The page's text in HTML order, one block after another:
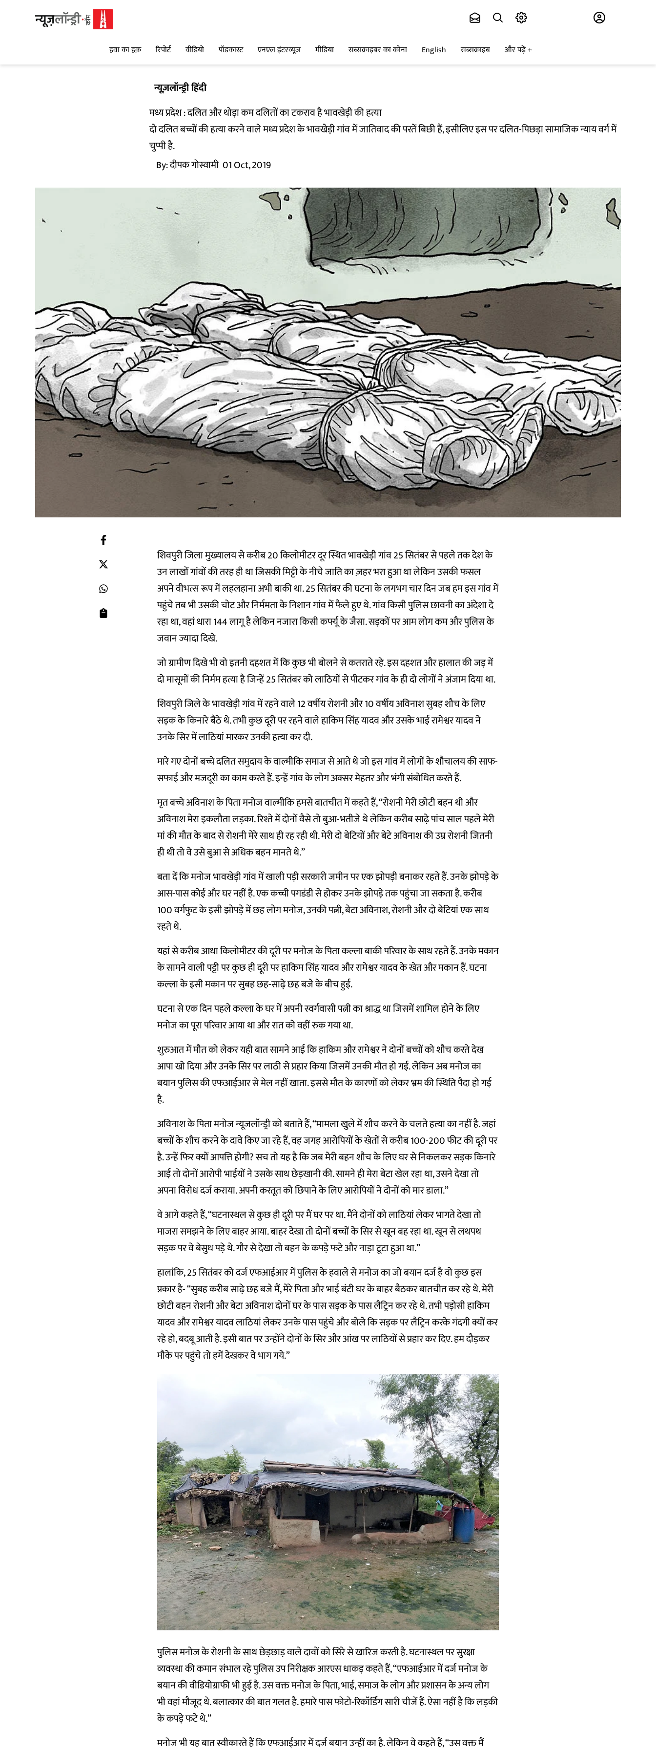
हवा का हक़ रिपोर्ट वीडियो पॉडकास्ट एनएल इंटरव्यूज मीडिया सब्सक्राइबर का कोना English सब्सक्राइब और पढ़ें
न्यूज़लॉन्ड्री हिंदी
मध्य प्रदेश : दलित और थोड़ा कम दलितों का टकराव है भावखेड़ी की हत्या
दो दलित बच्चों की हत्या करने वाले मध्य प्रदेश के भावखेड़ी गांव में जातिवाद की परतें बिछी हैं, इसीलिए इस पर दलित-पिछड़ा सामाजिक न्याय वर्ग में
चुप्पी है.
By:दीपक गोस्वामी 01 Oct, 2019
शिवपुरी जिला मुख्यालय से करीब 20 किलोमीटर दूर स्थित भावखेड़ी गांव 25 सितंबर से पहले तक देश के
उन लाखों गांवों की तरह ही था जिसकी मिट्टी के नीचे जाति का ज़हर भरा हुआ था लेकिन उसकी फसल
अपने वीभत्स रूप में लहलहाना अभी बाकी था. 25 सितंबर की घटना के लगभग चार दिन जब हम इस गांव में
पहुंचे तब भी उसकी चोट और निर्ममता के निशान गांव में फैले हुए थे. गांव किसी पुलिस छावनी का अंदेशा दे
रहा था, वहां धारा 144 लागू है लेकिन नजारा किसी कर्फ्यू के जैसा. सड़कों पर आम लोग कम और पुलिस के
जवान ज्यादा दिखे.
जो ग्रामीण दिखे भी वो इतनी दहशत में कि कुछ भी बोलने से कतराते रहे. इस दहशत और हालात की जड़ में
दो मासूमों की निर्मम हत्या है जिन्हें 25 सितंबर को लाठियों से पीटकर गांव के ही दो लोगों ने अंजाम दिया था.
शिवपुरी जिले के भावखेड़ी गांव में रहने वाले 12 वर्षीय रोशनी और 10 वर्षीय अविनाश सुबह शौच के लिए
सड़क के किनारे बैठे थे. तभी कुछ दूरी पर रहने वाले हाकिम सिंह यादव और उसके भाई रामेश्वर यादव ने
उनके सिर में लाठियां मारकर उनकी हत्या कर दी.
मारे गए दोनों बच्चे दलित समुदाय के वाल्मीकि समाज से आते थे जो इस गांव में लोगों के शौचालय की साफ-
सफाई और मजदूरी का काम करते हैं. इन्हें गांव के लोग अक्सर मेहतर और भंगी संबोधित करते हैं.
मृत बच्चे अविनाश के पिता मनोज वाल्मीकि हमसे बातचीत में कहते हैं, “रोशनी मेरी छोटी बहन थी और
अविनाश मेरा इकलौता लड़का. रिश्ते में दोनों वैसे तो बुआ-भतीजे थे लेकिन करीब साढ़े पांच साल पहले मेरी
मां की मौत के बाद से रोशनी मेरे साथ ही रह रही थी. मेरी दो बेटियों और बेटे अविनाश की उम्र रोशनी जितनी
ही थी तो वे उसे बुआ से अधिक बहन मानते थे.”
बता दें कि मनोज भावखेड़ी गांव में खाली पड़ी सरकारी जमीन पर एक झोपड़ी बनाकर रहते हैं. उनके झोपड़े के
आस-पास कोई और घर नहीं है. एक कच्ची पगडंडी से होकर उनके झोपड़े तक पहुंचा जा सकता है. करीब
100 वर्गफुट के इसी झोपड़े में छह लोग मनोज, उनकी पत्नी, बेटा अविनाश, रोशनी और दो बेटियां एक साथ
रहते थे.
यहां से करीब आधा किलोमीटर की दूरी पर मनोज के पिता कल्ला बाकी परिवार के साथ रहते हैं. उनके मकान
के सामने वाली पट्टी पर कुछ ही दूरी पर हाकिम सिंह यादव और रामेश्वर यादव के खेत और मकान हैं. घटना
कल्ला के इसी मकान पर सुबह छह-साढ़े छह बजे के बीच हुई.
घटना से एक दिन पहले कल्ला के घर में अपनी स्वर्गवासी पत्नी का श्राद्ध था जिसमें शामिल होने के लिए
मनोज का पूरा परिवार आया था और रात को वहीं रुक गया था.
शुरुआत में मौत को लेकर यही बात सामने आई कि हाकिम और रामेश्वर ने दोनों बच्चों को शौच करते देख
आपा खो दिया और उनके सिर पर लाठी से प्रहार किया जिसमें उनकी मौत हो गई. लेकिन अब मनोज का
बयान पुलिस की एफआईआर से मेल नहीं खाता. इससे मौत के कारणों को लेकर भ्रम की स्थिति पैदा हो गई
है.
अविनाश के पिता मनोज न्यूजलॉन्ड्री को बताते हैं, “मामला खुले में शौच करने के चलते हत्या का नहीं है. जहां
बच्चों के शौच करने के दावे किए जा रहे हैं, वह जगह आरोपियों के खेतों से करीब 100-200 फीट की दूरी पर
है. उन्हें फिर क्यों आपत्ति होगी? सच तो यह है कि जब मेरी बहन शौच के लिए घर से निकलकर सड़क किनारे
आई तो दोनों आरोपी भाईयों ने उसके साथ छेड़खानी की. सामने ही मेरा बेटा खेल रहा था, उसने देखा तो
अपना विरोध दर्ज कराया. अपनी करतूत को छिपाने के लिए आरोपियों ने दोनों को मार डाला.”
वे आगे कहते हैं, “घटनास्थल से कुछ ही दूरी पर मैं घर पर था. मैंने दोनों को लाठियां लेकर भागते देखा तो
माजरा समझने के लिए बाहर आया. बाहर देखा तो दोनों बच्चों के सिर से खून बह रहा था. खून से लथपथ
सड़क पर वे बेसुध पड़े थे. गौर से देखा तो बहन के कपड़े फटे और नाड़ा टूटा हुआ था.”
हालांकि, 25 सितंबर को दर्ज एफआईआर में पुलिस के हवाले से मनोज का जो बयान दर्ज है वो कुछ इस
प्रकार है- “सुबह करीब साढ़े छह बजे मैं, मेरे पिता और भाई बंटी घर के बाहर बैठकर बातचीत कर रहे थे. मेरी
छोटी बहन रोशनी और बेटा अविनाश दोनों घर के पास सड़क के पास लैट्रिन कर रहे थे. तभी पड़ोसी हाकिम
यादव और रामेश्वर यादव लाठियां लेकर उनके पास पहुंचे और बोले कि सड़क पर लैट्रिन करके गंदगी क्यों कर
रहे हो, बदबू आती है. इसी बात पर उन्होंने दोनों के सिर और आंख पर लाठियों से प्रहार कर दिए. हम दौड़कर
मौके पर पहुंचे तो हमें देखकर वे भाग गये.”
पुलिस मनोज के रोशनी के साथ छेड़छाड़ वाले दावों को सिरे से खारिज करती है. घटनास्थल पर सुरक्षा
व्यवस्था की कमान संभाल रहे पुलिस उप निरीक्षक आरएस धाकड़ कहते हैं, “एफआईआर में दर्ज मनोज के
बयान की वीडियोग्राफी भी हुई है. उस वक्त मनोज के पिता, भाई, समाज के लोग और प्रशासन के अन्य लोग
भी वहां मौजूद थे. बलात्कार की बात गलत है. हमारे पास फोटो-रिकॉर्डिंग सारी चीजें हैं. ऐसा नहीं है कि लड़की
के कपड़े फटे थे.”
मनोज भी यह बात स्वीकारते हैं कि एफआईआर में दर्ज बयान उन्हीं का है. लेकिन वे कहते हैं, “उस वक्त मैं